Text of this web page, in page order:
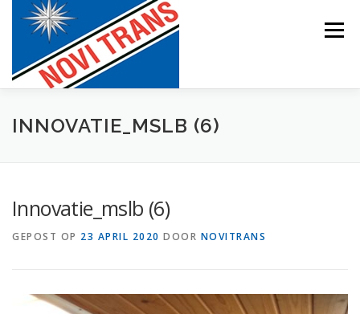
Menu
BEVRACHTING
INNOVATIE_MSLB (6)
Innovatie_mslb (6)
GEPOST OP 23 APRIL 2020 DOOR NOVITRANS